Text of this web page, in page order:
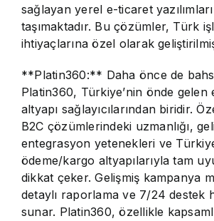
sağlayan yerel e-ticaret
taşımaktadır. Bu çözümler, Türk
ihtiyaçlarına özel olarak
**Platin360:** Daha önce de
Platin360, Türkiye’nin önde gelen
altyapı sağlayıcılarından biridir.
B2C çözümlerindeki uzmanlığı,
entegrasyon yetenekleri ve
ödeme/kargo altyapılarıyla tam
dikkat çeker. Gelişmiş kampanya
detaylı raporlama ve 7/24 destek
sunar. Platin360, özellikle